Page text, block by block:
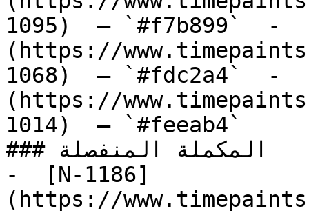
1095)  — `#f7b899`  -
(https://
1068)  — `#fdc2a4`  -
(https://
1014)  — `#feeab4`
### المكملة المنفصلة
-  [N-1186]
(https://